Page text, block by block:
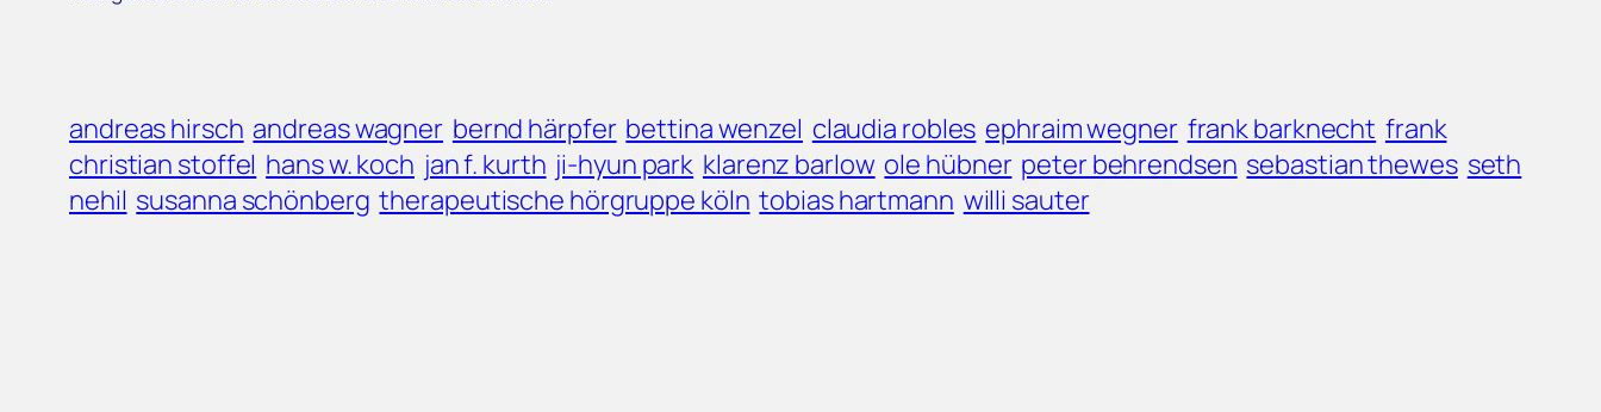
andreas hirsch andreas wagner bernd härpfer bettina wenzel claudia robles ephraim wegner frank barknecht frank
christian stoffel hans w. koch jan f. kurth ji-hyun park klarenz barlow ole hübner peter behrendsen sebastian thewes seth
nehil susanna schönberg therapeutische hörgruppe köln tobias hartmann willi sauter